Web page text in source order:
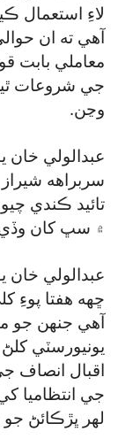
لاءِ استعمال
آهي ته ان
معاملي بابت
جي شروعات
وڃن.
عبدالولي
سربراهه
تائيد ڪندي
۾ سڀ کان
عبدالولي
ڇهه هفتا پوءِ
آهي جنهن جو
يونيورسٽي
اقبال انصاف
جي انتظاميا
لهر ڀڙڪائڻ جو